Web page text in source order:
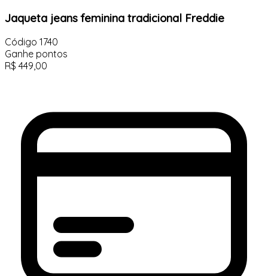
Jaqueta jeans feminina tradicional Freddie
Código 1740
Ganhe pontos
R$ 449,00